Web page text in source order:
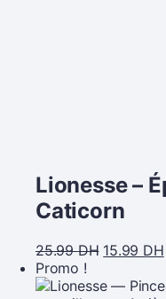
Lionesse –
Caticorn
25.99DH 15.99 DH
Promo !